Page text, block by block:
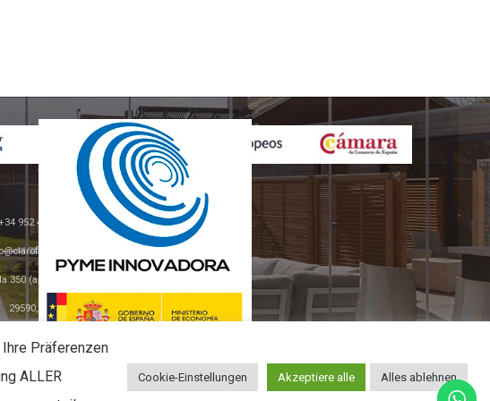
952 42 71 41
350 (apdo. 30)
29590, Málaga
PYME INNOVADORA
Präferenzen
ALLER
Cookie-Einstellungen Akzeptiere alle Alles ablehnen